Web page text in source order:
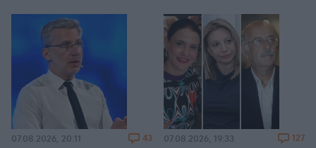
07.08.2026, 20:11 43 07.08.2026, 19:33 127